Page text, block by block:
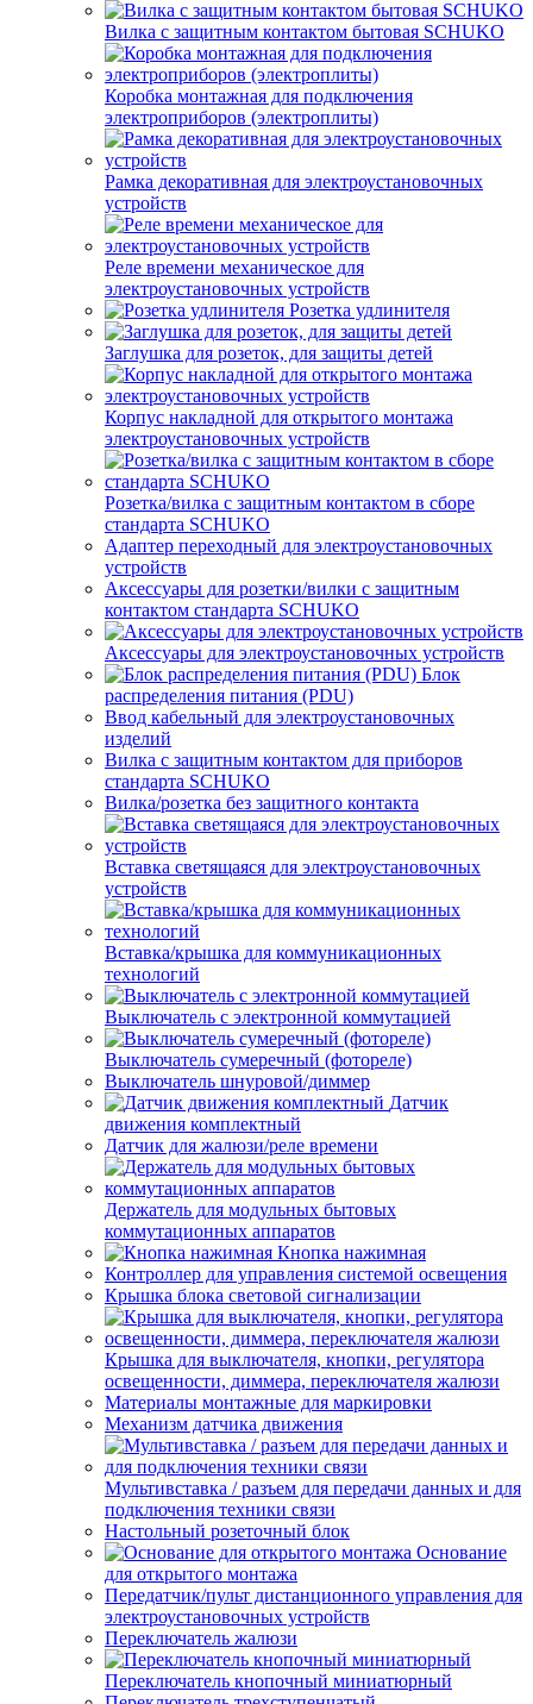
Вилка с защитным контактом бытовая SCHUKO
Коробка монтажная для подключения
электроприборов (электроплиты)
Рамка декоративная для электроустановочных
устройств
Реле времени механическое для
электроустановочных устройств
Розетка удлинителя
Заглушка для розеток, для защиты детей
Корпус накладной для открытого монтажа
электроустановочных устройств
Розетка/вилка с защитным контактом в сборе
стандарта SCHUKO
Адаптер переходный для электроустановочных
устройств
Аксессуары для розетки/вилки с защитным
контактом стандарта SCHUKO
Аксессуары для электроустановочных устройств
Блок
распределения питания (PDU)
Ввод кабельный для электроустановочных
изделий
Вилка с защитным контактом для приборов
стандарта SCHUKO
Вилка/розетка без защитного контакта
Вставка светящаяся для электроустановочных
устройств
Вставка/крышка для коммуникационных
технологий
Выключатель с электронной коммутацией
Выключатель сумеречный (фотореле)
Выключатель шнуровой/диммер
Датчик
движения комплектный
Датчик для жалюзи/реле времени
Держатель для модульных бытовых
коммутационных аппаратов
Кнопка нажимная
Контроллер для управления системой освещения
Крышка блока световой сигнализации
Крышка для выключателя, кнопки, регулятора
освещенности, диммера, переключателя жалюзи
Материалы монтажные для маркировки
Механизм датчика движения
Мультивставка / разъем для передачи данных и для
подключения техники связи
Настольный розеточный блок
Основание
для открытого монтажа
Передатчик/пульт дистанционного управления для
электроустановочных устройств
Переключатель жалюзи
Переключатель кнопочный миниатюрный